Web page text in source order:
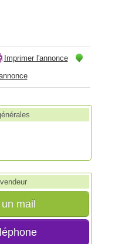
Imprimer l'annonce
mail